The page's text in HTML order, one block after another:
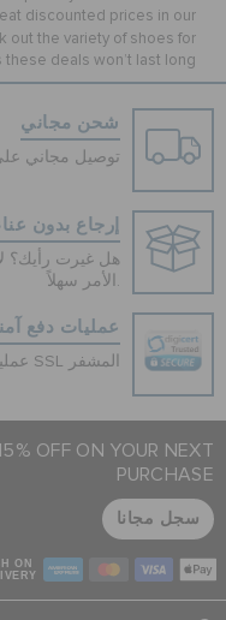
discounted prices in our
out the variety of shoes for
deals won’t last long!
شحن مجاني
توصيل مجاني
إرجاع بدون
هل غيرت رأيك؟ لا
الأمر سهلاً.
عمليات دفع
عمليات دفع آمنة 100% باستخدام اتصال SSL المشفر
OFF ON YOUR NEXT
PURCHASE
سجل مجانا
ON